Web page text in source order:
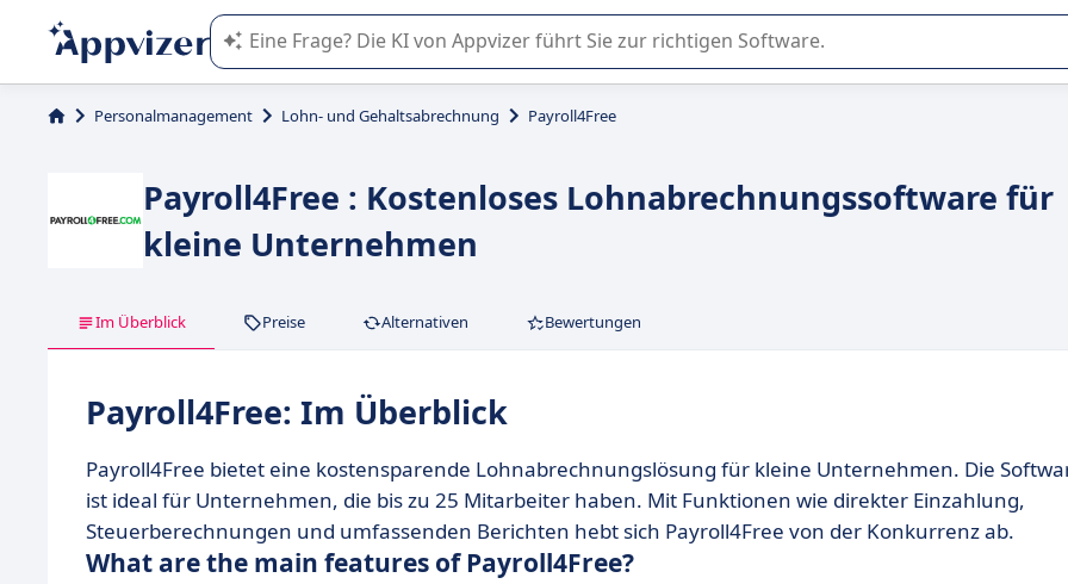
Die KI von Appvizer führt Sie bei der Nutzung oder Auswahl von SaaS-Software in Unternehmen.
Personalmanagement Lohn- und Gehaltsabrechnung Payroll4Free
Payroll4Free : Kostenloses Lohnabrechnungssoftware für
kleine Unternehmen
Im Überblick Preise Alternativen Bewertungen
Payroll4Free: Im Überblick
Payroll4Free bietet eine kostensparende Lohnabrechnungslösung für kleine Unternehmen. Die
ist ideal für Unternehmen, die bis zu 25 Mitarbeiter haben. Mit Funktionen wie direkter Einzahlung,
Steuerberechnungen und umfassenden Berichten hebt sich Payroll4Free von der Konkurrenz ab.
What are the main features of Payroll4Free?